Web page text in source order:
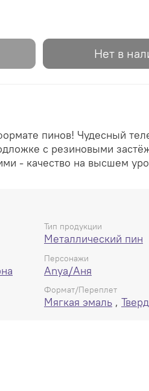
Нет в
пинов! Чудесный
с резиновыми
- качество на высшем
Тип продукции
Металлический пин
Персонажи
Anya/Аня
Формат/Переплет
Мягкая эмаль ,